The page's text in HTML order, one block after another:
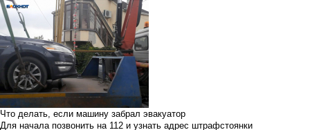
Что делать, если машину забрал эвакуатор
Для начала позвонить на 112 и узнать адрес штрафстоянки